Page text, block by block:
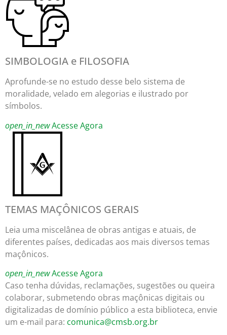
SIMBOLOGIA e FILOSOFIA
Aprofunde-se no estudo desse belo sistema de
moralidade, velado em alegorias e ilustrado por
símbolos.
open_in_newAcesse Agora
TEMAS MAÇÔNICOS GERAIS
Leia uma miscelânea de obras antigas e atuais, de
diferentes países, dedicadas aos mais diversos temas
maçônicos.
open_in_newAcesse Agora
Caso tenha dúvidas, reclamações, sugestões ou queira
colaborar, submetendo obras maçônicas digitais ou
digitalizadas de domínio público a esta biblioteca, envie
um e-mail para: comunica@cmsb.org.br